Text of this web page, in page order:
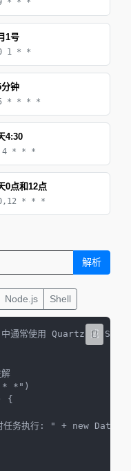
* * *
1号
1 * *
钟
* * * *
4:30
4 * * *
0点和12点
* * *
解析
Node.js Shell
通常使用 Quartz 或
* *")
{
务执行: " + new